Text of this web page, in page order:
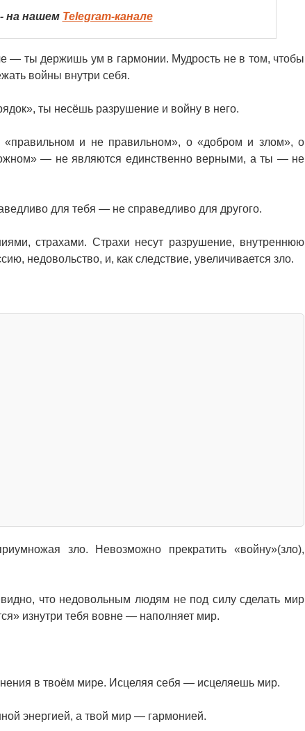
на нашем Telegram-канале
— ты держишь ум в гармонии. Мудрость не в том, чтобы
войны внутри себя.
ты несёшь разрушение и войну в него.
и не правильном», о «добром и злом», о
— не являются единственно верными, а ты — не
для тебя — не справедливо для другого.
страхами. Страхи несут разрушение, внутреннюю
недовольство, и, как следствие, увеличивается зло.
зло. Невозможно прекратить «войну»(зло),
что недовольным людям не под силу сделать мир
изнутри тебя вовне — наполняет мир.
в твоём мире. Исцеляя себя — исцеляешь мир.
энергией, а твой мир — гармонией.